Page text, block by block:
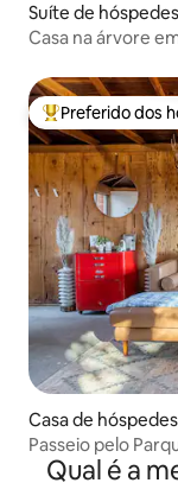
Suíte de
Casa na árvore
Entre os
Preferido dos
Casa de
Passeio pelo
aconchegante
Qual é a